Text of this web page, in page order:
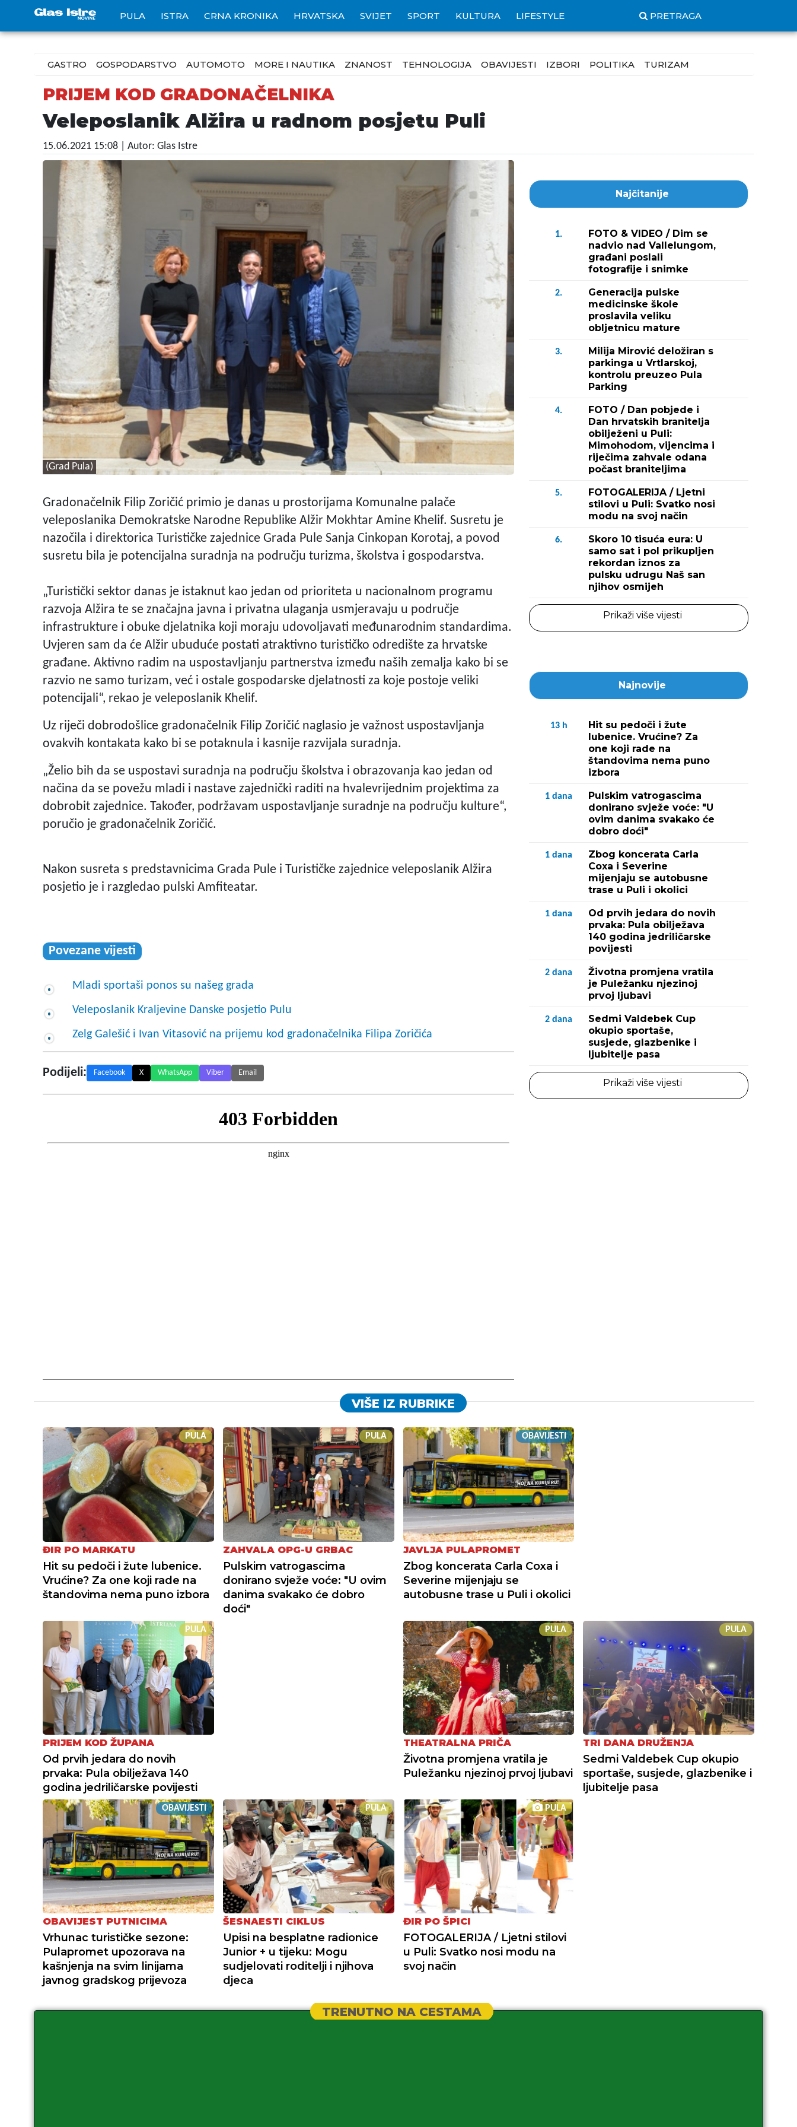
PULA ISTRA CRNA KRONIKA HRVATSKA SVIJET SPORT KULTURA LIFESTYLE PRETRAGA
GASTRO GOSPODARSTVO AUTOMOTO MORE I NAUTIKA ZNANOST TEHNOLOGIJA OBAVIJESTI IZBORI POLITIKA TURIZAM
PRIJEM KOD GRADONAČELNIKA
Veleposlanik Alžira u radnom posjetu Puli
15.06.2021 15:08 | Autor: Glas Istre
(Grad Pula)
Gradonačelnik Filip Zoričić primio je danas u prostorijama Komunalne palače
veleposlanika Demokratske Narodne Republike Alžir Mokhtar Amine Khelif. Susretu je
nazočila i direktorica Turističke zajednice Grada Pule Sanja Cinkopan Korotaj, a povod
susretu bila je potencijalna suradnja na području turizma, školstva i gospodarstva.
„Turistički sektor danas je istaknut kao jedan od prioriteta u nacionalnom programu
razvoja Alžira te se značajna javna i privatna ulaganja usmjeravaju u područje
infrastrukture i obuke djelatnika koji moraju udovoljavati međunarodnim standardima.
Uvjeren sam da će Alžir ubuduće postati atraktivno turističko odredište za hrvatske
građane. Aktivno radim na uspostavljanju partnerstva između naših zemalja kako bi se
razvio ne samo turizam, već i ostale gospodarske djelatnosti za koje postoje veliki
potencijali“, rekao je veleposlanik Khelif.
Uz riječi dobrodošlice gradonačelnik Filip Zoričić naglasio je važnost uspostavljanja
ovakvih kontakata kako bi se potaknula i kasnije razvijala suradnja.
„Želio bih da se uspostavi suradnja na području školstva i obrazovanja kao jedan od
načina da se povežu mladi i nastave zajednički raditi na hvalevrijednim projektima za
dobrobit zajednice. Također, podržavam uspostavljanje suradnje na području kulture“,
poručio je gradonačelnik Zoričić.
Nakon susreta s predstavnicima Grada Pule i Turističke zajednice veleposlanik Alžira
posjetio je i razgledao pulski Amfiteatar.
Povezane vijesti
Mladi sportaši ponos su našeg grada
Veleposlanik Kraljevine Danske posjetio Pulu
Zelg Galešić i Ivan Vitasović na prijemu kod gradonačelnika Filipa Zoričića
Podijeli: Facebook X WhatsApp Viber Email
Najčitanije
1.
FOTO & VIDEO / Dim se
nadvio nad Vallelungom,
građani poslali
fotografije i snimke
2.
Generacija pulske
medicinske škole
proslavila veliku
obljetnicu mature
3.
Milija Mirović deložiran s
parkinga u Vrtlarskoj,
kontrolu preuzeo Pula
Parking
4.
FOTO / Dan pobjede i
Dan hrvatskih branitelja
obilježeni u Puli:
Mimohodom, vijencima i
riječima zahvale odana
počast braniteljima
5.
FOTOGALERIJA / Ljetni
stilovi u Puli: Svatko nosi
modu na svoj način
6.
Skoro 10 tisuća eura: U
samo sat i pol prikupljen
rekordan iznos za
pulsku udrugu Naš san
njihov osmijeh
Prikaži više vijesti
Najnovije
13 h
Hit su pedoči i žute
lubenice. Vrućine? Za
one koji rade na
štandovima nema puno
izbora
1 dana
Pulskim vatrogascima
donirano svježe voće: "U
ovim danima svakako će
dobro doći"
1 dana
Zbog koncerata Carla
Coxa i Severine
mijenjaju se autobusne
trase u Puli i okolici
1 dana
Od prvih jedara do novih
prvaka: Pula obilježava
140 godina jedriličarske
povijesti
2 dana
Životna promjena vratila
je Puležanku njezinoj
prvoj ljubavi
2 dana
Sedmi Valdebek Cup
okupio sportaše,
susjede, glazbenike i
ljubitelje pasa
Prikaži više vijesti
VIŠE IZ RUBRIKE
PULA
ĐIR PO MARKATU
Hit su pedoči i žute lubenice.
Vrućine? Za one koji rade na
štandovima nema puno izbora
PULA
ZAHVALA OPG-U GRBAC
Pulskim vatrogascima
donirano svježe voće: "U ovim
danima svakako će dobro
doći"
OBAVIJESTI
JAVLJA PULAPROMET
Zbog koncerata Carla Coxa i
Severine mijenjaju se
autobusne trase u Puli i okolici
PULA
PRIJEM KOD ŽUPANA
Od prvih jedara do novih
prvaka: Pula obilježava 140
godina jedriličarske povijesti
PULA
THEATRALNA PRIČA
Životna promjena vratila je
Puležanku njezinoj prvoj ljubavi
PULA
TRI DANA DRUŽENJA
Sedmi Valdebek Cup okupio
sportaše, susjede, glazbenike i
ljubitelje pasa
OBAVIJESTI
OBAVIJEST PUTNICIMA
Vrhunac turističke sezone:
Pulapromet upozorava na
kašnjenja na svim linijama
javnog gradskog prijevoza
PULA
ŠESNAESTI CIKLUS
Upisi na besplatne radionice
Junior + u tijeku: Mogu
sudjelovati roditelji i njihova
djeca
PULA
ĐIR PO ŠPICI
FOTOGALERIJA / Ljetni stilovi
u Puli: Svatko nosi modu na
svoj način
TRENUTNO NA CESTAMA